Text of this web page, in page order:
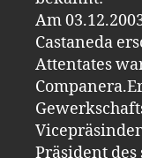
Am
Castaneda
Attentates
Präsident